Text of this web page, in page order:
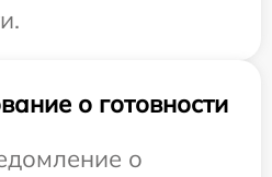
о готовности
о